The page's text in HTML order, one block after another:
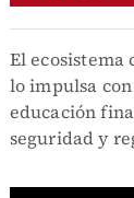
El
lo impulsa
educación
seguridad y